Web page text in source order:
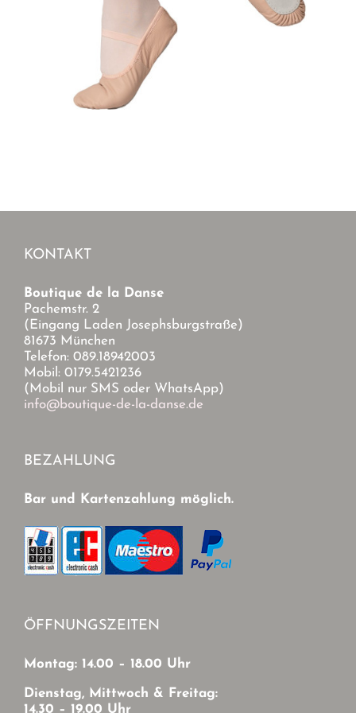
KONTAKT
Boutique de la Danse
Pachemstr. 2
(Eingang Laden Josephsburgstraße)
81673 München
Telefon: 089.18942003
Mobil: 0179.5421236
(Mobil nur SMS oder WhatsApp)
info@boutique-de-la-danse.de
BEZAHLUNG
Bar und Kartenzahlung möglich.
ÖFFNUNGSZEITEN
Montag: 14.00 – 18.00 Uhr
Dienstag, Mittwoch & Freitag:
14.30 – 19.00 Uhr